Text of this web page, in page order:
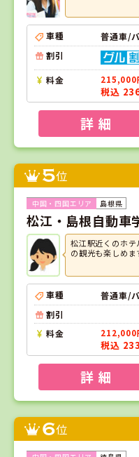
車種
普通車/
割引
料金 215,000
税込
詳 細
5位
島根県
松江・島根自動車
松江駅近くのホ
の観光も楽しめま
車種
普通車/
割引
料金
212,000
税込
詳 細
6位